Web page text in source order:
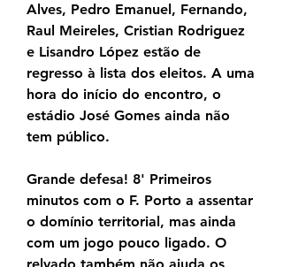
Alves, Pedro Emanuel, Fernando,
Raul Meireles, Cristian Rodriguez
e Lisandro López estão de
regresso à lista dos eleitos. A uma
hora do início do encontro, o
estádio José Gomes ainda não
tem público.
Grande defesa! 8' Primeiros
minutos com o F. Porto a assentar
o domínio territorial, mas ainda
com um jogo pouco ligado. O